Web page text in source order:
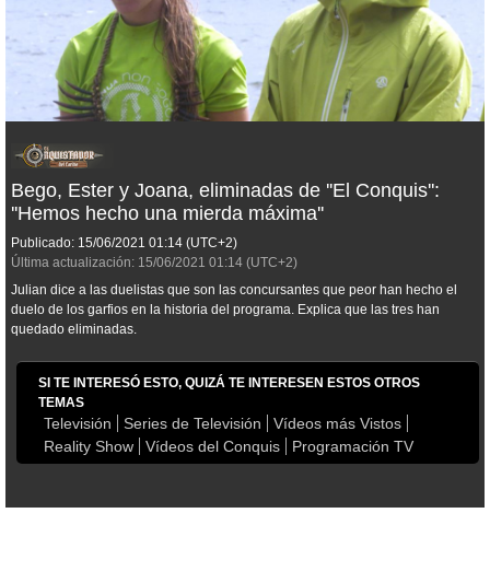
Bego, Ester y Joana, eliminadas de ''El Conquis'':
''Hemos hecho una mierda máxima''
Publicado: 15/06/2021 01:14 (UTC+2)
Última actualización: 15/06/2021 01:14 (UTC+2)
Julian dice a las duelistas que son las concursantes que peor han hecho el
duelo de los garfios en la historia del programa. Explica que las tres han
quedado eliminadas.
SI TE INTERESÓ ESTO, QUIZÁ TE INTERESEN ESTOS OTROS
TEMAS
Televisión Series de Televisión
Vídeos más Vistos
Reality Show
Vídeos del Conquis Programación TV